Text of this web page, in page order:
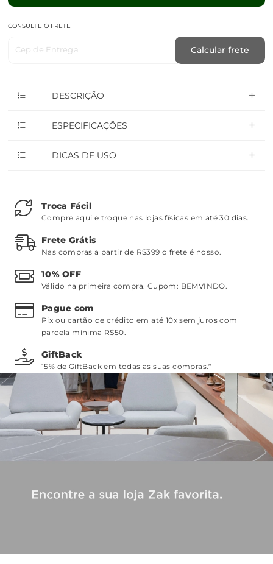
CONSULTE O FRETE
Cep de Entrega Calcular frete
DESCRIÇÃO
ESPECIFICAÇÕES
DICAS DE USO
Troca Fácil
Compre aqui e troque nas lojas físicas em até 30 dias.
Frete Grátis
Nas compras a partir de R$399 o frete é nosso.
10% OFF
Válido na primeira compra. Cupom: BEMVINDO.
Pague com
Pix ou cartão de crédito em até 10x sem juros com
parcela mínima R$50.
GiftBack
15% de GiftBack em todas as suas compras.*